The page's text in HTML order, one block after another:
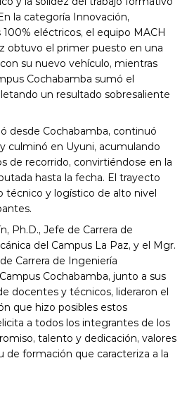
la categoría Innovación,
eléctricos, el equipo MACH
obtuvo el primer puesto en una
su nuevo vehículo, mientras
Cochabamba sumó el
un resultado sobresaliente
desde Cochabamba, continuó
culminó en Uyuni, acumulando
de recorrido, convirtiéndose en la
hasta la fecha. El trayecto
técnico y logístico de alto nivel
Ph.D., Jefe de Carrera de
del Campus La Paz, y el Mgr.
Carrera de Ingeniería
Cochabamba, junto a sus
docentes y técnicos, lideraron el
que hizo posibles estos
a todos los integrantes de los
talento y dedicación, valores
de formación que caracteriza a la